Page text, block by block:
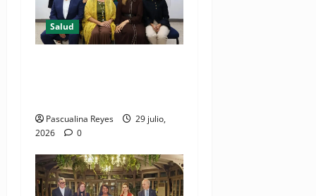
Salud
Pascualina Reyes
29 julio,
2026
0